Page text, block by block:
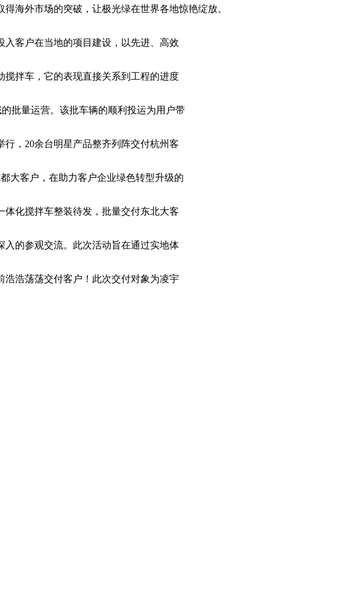
海外市场的突破，让极光绿在世界各地惊艳绽放。
客户在当地的项目建设，以先进、高效
拌车，它的表现直接关系到工程的进度
批量运营。该批车辆的顺利投运为用户带
，20余台明星产品整齐列阵交付杭州客
大客户，在助力客户企业绿色转型升级的
化搅拌车整装待发，批量交付东北大客
的参观交流。此次活动旨在通过实地体
浩荡荡交付客户！此次交付对象为凌宇